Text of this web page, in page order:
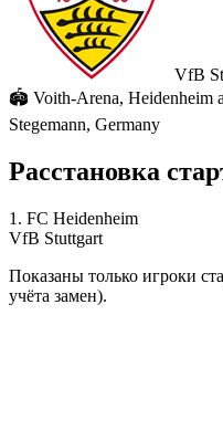
VfB
🏟 Voith-Arena, Heidenheim
Stegemann, Germany
Расстановка
1. FC Heidenheim
VfB Stuttgart
Показаны только игроки
учёта замен).